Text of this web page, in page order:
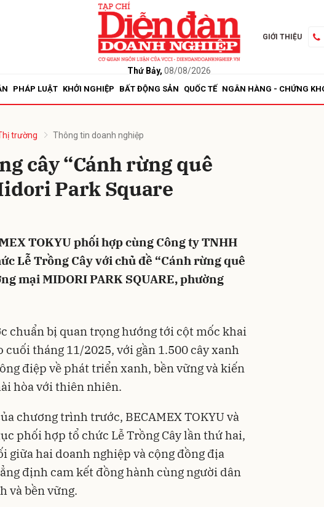
Thứ Bảy, 08/08/2026
GIỚI THIỆU
PHÁP LUẬT KHỞI NGHIỆP BẤT ĐỘNG SẢN QUỐC TẾ NGÂN HÀNG - CHỨNG
trường Thông tin doanh nghiệp
cây “Cánh rừng quê
Park Square
TOKYU phối hợp cùng Công ty TNHH
Lễ Trồng Cây với chủ đề “Cánh rừng quê
mại MIDORI PARK SQUARE, phường
chuẩn bị quan trọng hướng tới cột mốc khai
tháng 11/2025, với gần 1.500 cây xanh
điệp về phát triển xanh, bền vững và kiến
hòa với thiên nhiên.
chương trình trước, BECAMEX TOKYU và
phối hợp tổ chức Lễ Trồng Cây lần thứ hai,
giữa hai doanh nghiệp và cộng đồng địa
định cam kết đồng hành cùng người dân
và bền vững.